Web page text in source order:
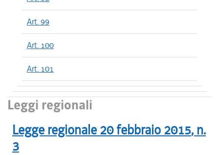
Art. 99
Art. 100
Art. 101
Leggi regionali
Legge regionale 20 febbraio 2015, n.
3